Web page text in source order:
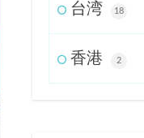
台湾 18
香港 2